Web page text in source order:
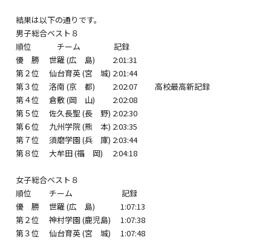
結果は以下の通りです。
男子総合ベスト８
順位 チーム 記録
優 勝 世羅 (広 島) 2:01:31
第２位 仙台育英 (宮 城) 2:01:44
第３位 洛南 (京 都) 2:02:07 高校最高新記録
第４位 倉敷 (岡 山) 2:02:08
第５位 佐久長聖 (長 野) 2:02:30
第６位 九州学院 (熊 本) 2:03:35
第７位 須磨学園 (兵 庫) 2:03:44
第８位 大牟田 (福 岡) 2:04:18
女子総合ベスト８
順位 チーム 記録
優 勝 世羅 (広 島) 1:07:13
第２位 神村学園 (鹿児島) 1:07:38
第３位 仙台育英 (宮 城) 1:07:48